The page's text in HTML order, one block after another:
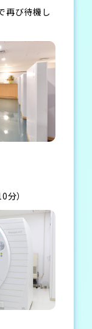
再び待機し
分）